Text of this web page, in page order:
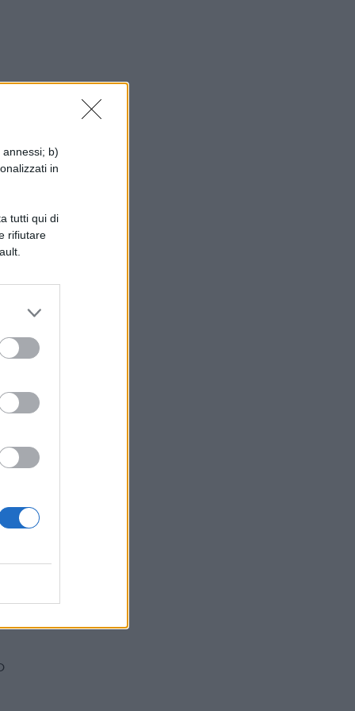
b)
in
tutti qui di
rifiutare